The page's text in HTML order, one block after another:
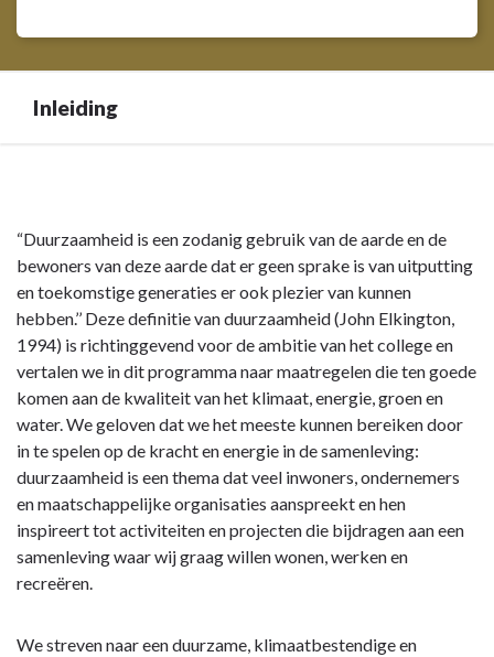
Inleiding
navigatie
Programma
Duurzaamheid,
Water
Groen
Inleiding
“Duurzaamheid is een zodanig gebruik van de aarde en de
bewoners van deze aarde dat er geen sprake is van uitputting
en toekomstige generaties er ook plezier van kunnen
hebben.’’ Deze definitie van duurzaamheid (John Elkington,
1994) is richtinggevend voor de ambitie van het college en
vertalen we in dit programma naar maatregelen die ten goede
komen aan de kwaliteit van het klimaat, energie, groen en
water. We geloven dat we het meeste kunnen bereiken door
in te spelen op de kracht en energie in de samenleving:
duurzaamheid is een thema dat veel inwoners, ondernemers
en maatschappelijke organisaties aanspreekt en hen
inspireert tot activiteiten en projecten die bijdragen aan een
samenleving waar wij graag willen wonen, werken en
recreëren.
We streven naar een duurzame, klimaatbestendige en